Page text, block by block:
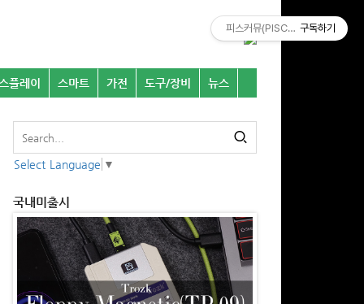
플레이 스마트 가전 도구/장비 뉴스
Select Language ▼
국내미출시
피스커뮤(PISCOMU)구독하기